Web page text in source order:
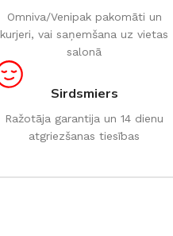
Omniva/Venipak pakomāti un
kurjeri, vai saņemšana uz vietas
salonā
Sirdsmiers
Ražotāja garantija un 14 dienu
atgriezšanas tiesības